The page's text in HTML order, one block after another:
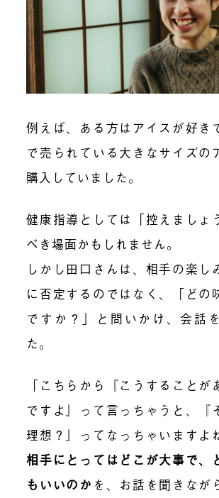
例えば、ある方はアイスが好き
で売られている大きなサイズの
購入していました。
健康指導としては「控えましょ
べき場面かもしれません。
しかし田口さんは、相手の楽し
に否定するのではなく、「どの
ですか？」と問いかけ、会話
た。
「こちらから『こうすることが
ですよ』って言っちゃうと、『
理想？』ってなっちゃいますよ
相手にとってはどこが大事で、
もいいのか を、お話を聞きなが